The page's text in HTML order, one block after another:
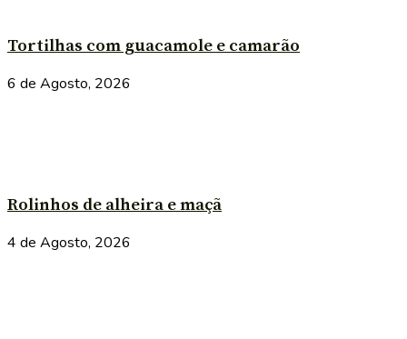
Tortilhas com guacamole e camarão
6 de Agosto, 2026
Rolinhos de alheira e maçã
4 de Agosto, 2026